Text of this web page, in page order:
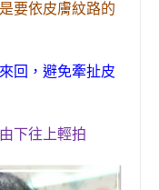
要依皮膚紋路的
回，避免牽扯皮
下往上輕拍